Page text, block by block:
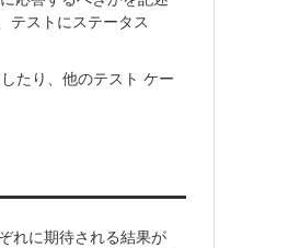
テストにステータス
たり、他のテスト ケー
れに期待される結果が